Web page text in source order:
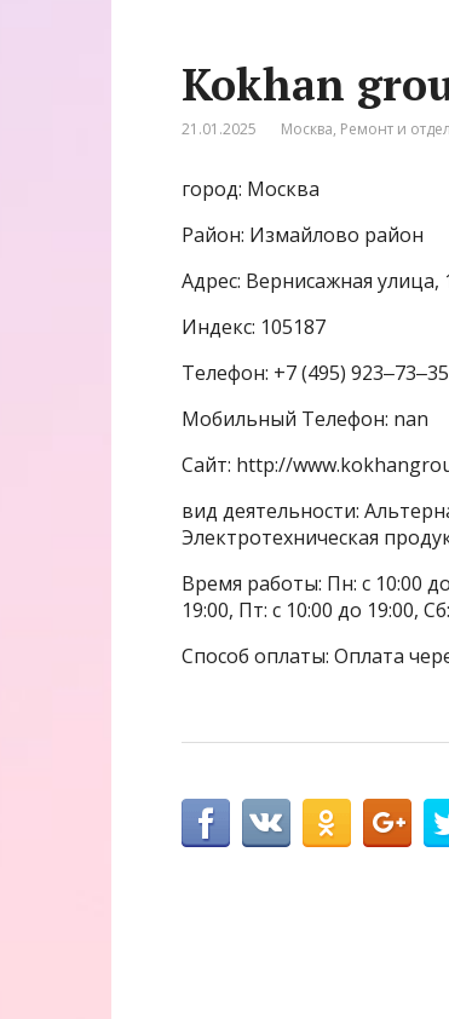
Kokhan
21.01.2025 Москва, Ремонт и
город: Москва
Район: Измайлово район
Адрес: Вернисажная улица,
Индекс: 105187
Телефон: +7 (495) 923‒73‒35
Мобильный Телефон: nan
Сайт: http://
вид деятельности:
Электротехническая
Время работы: Пн: с 10:00
19:00, Пт: с 10:00 до 19:00,
Способ оплаты: Оплата